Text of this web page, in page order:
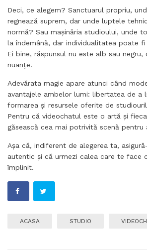
Deci, ce alegem? Sanctuarul propriu,
regnează suprem, dar unde luptele
normă? Sau mașinăria studioului, unde
la îndemână, dar individualitatea poate
Ei bine, răspunsul nu este alb sau negru,
nuanțe.
Adevărata magie apare atunci când
avantajele ambelor lumi: libertatea de a
formarea și resursele oferite de
Pentru că videochatul este o artă și
găsească cea mai potrivită scenă
Așa că, indiferent de alegerea ta,
autentic și că urmezi calea care te face
împlinit.
ACASA STUDIO